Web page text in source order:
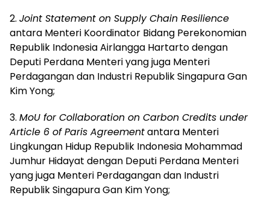
2. Joint Statement on Supply Chain Resilience
antara Menteri Koordinator Bidang Perekonomian
Republik Indonesia Airlangga Hartarto dengan
Deputi Perdana Menteri yang juga Menteri
Perdagangan dan Industri Republik Singapura Gan
Kim Yong;
3. MoU for Collaboration on Carbon Credits under
Article 6 of Paris Agreementantara Menteri
Lingkungan Hidup Republik Indonesia Mohammad
Jumhur Hidayat dengan Deputi Perdana Menteri
yang juga Menteri Perdagangan dan Industri
Republik Singapura Gan Kim Yong;